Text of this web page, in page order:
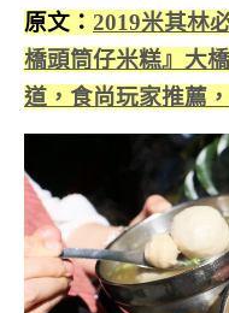
原文： 2019米其林
橋頭筒仔米糕』大
道，食尚玩家推薦